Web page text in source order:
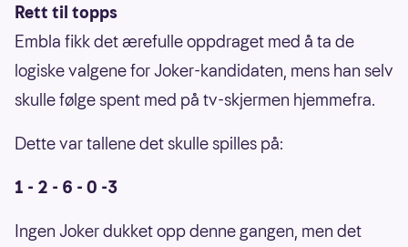
Rett til topps
Embla fikk det ærefulle oppdraget med å ta de
logiske valgene for Joker-kandidaten, mens han selv
skulle følge spent med på tv-skjermen hjemmefra.
Dette var tallene det skulle spilles på:
1 - 2 - 6 - 0 -3
Ingen Joker dukket opp denne gangen, men det